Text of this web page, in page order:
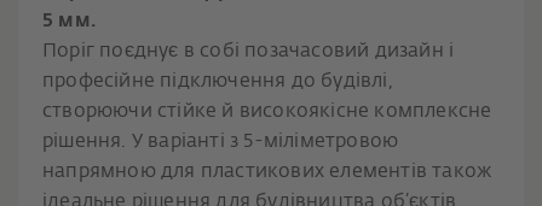
5 мм.
Поріг поєднує в собі позачасовий дизайн і
професійне підключення до будівлі,
створюючи стійке й високоякісне комплексне
рішення. У варіанті з 5-міліметровою
напрямною для пластикових елементів також